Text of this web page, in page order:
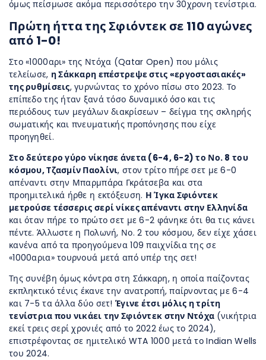
όμως πείσμωσε ακόμα περισσότερο την 30χρονη τενίστρια.
Πρώτη ήττα της Σφιόντεκ σε 110 αγώνες
από 1-0!
Στο «1000αρι» της Ντόχα (Qatar Open) που μόλις
τελείωσε, η Σάκκαρη επέστρεψε στις «εργοστασιακές»
της ρυθμίσεις, γυρνώντας το χρόνο πίσω στο 2023. Το
επίπεδο της ήταν ξανά τόσο δυναμικό όσο και τις
περιόδους των μεγάλων διακρίσεων – δείγμα της σκληρής
σωματικής και πνευματικής προπόνησης που είχε
προηγηθεί.
Στο δεύτερο γύρο νίκησε άνετα (6-4, 6-2) το Νο. 8 του
κόσμου, Τζασμίν Παολίνι, στον τρίτο πήρε σετ με 6-0
απέναντι στην Μπαρμπάρα Γκράτσεβα και στα
προημιτελικά ήρθε η εκτόξευση. Η Ίγκα Σφιόντεκ
μετρούσε τέσσερις σερί νίκες απέναντι στην Ελληνίδα
και όταν πήρε το πρώτο σετ με 6-2 φάνηκε ότι θα τις κάνει
πέντε. Άλλωστε η Πολωνή, Νο. 2 του κόσμου, δεν είχε χάσει
κανένα από τα προηγούμενα 109 παιχνίδια της σε
«1000αρια» τουρνουά μετά από υπέρ της σετ!
Της συνέβη όμως κόντρα στη Σάκκαρη, η οποία παίζοντας
εκπληκτικό τένις έκανε την ανατροπή, παίρνοντας με 6-4
και 7-5 τα άλλα δύο σετ! Έγινε έτσι μόλις η τρίτη
τενίστρια που νικάει την Σφιόντεκ στην Ντόχα (νικήτρια
εκεί τρεις σερί χρονιές από το 2022 έως το 2024),
επιστρέφοντας σε ημιτελικό WTA 1000 μετά το Indian Wells
του 2024.